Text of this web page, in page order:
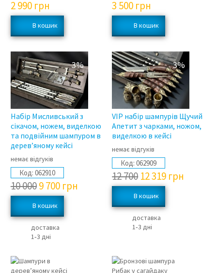
2 990 грн 3 500 грн
3%
Набір Мисливський з
сікачом, ножем, виделкою
та подвійним шампуром в
дерев’яному кейсі
немає відгуків
Код: 062910
10 0009 700 грн
доставка
1‑3 дні
3%
VIP набір шампурів Щучий
Апетит з чарками, ножом,
виделкою в кейсі
немає відгуків
Код: 062909
12 70012 319 грн
доставка
1‑3 дні